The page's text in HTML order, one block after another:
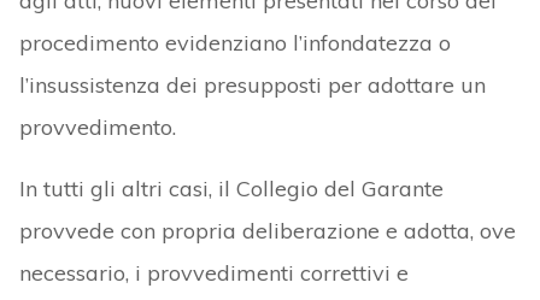
procedimento evidenziano l’infondatezza o
l’insussistenza dei presupposti per adottare un
provvedimento.
In tutti gli altri casi, il Collegio del Garante
provvede con propria deliberazione e adotta, ove
necessario, i provvedimenti correttivi e